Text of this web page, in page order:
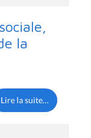
la
Lire la suite…